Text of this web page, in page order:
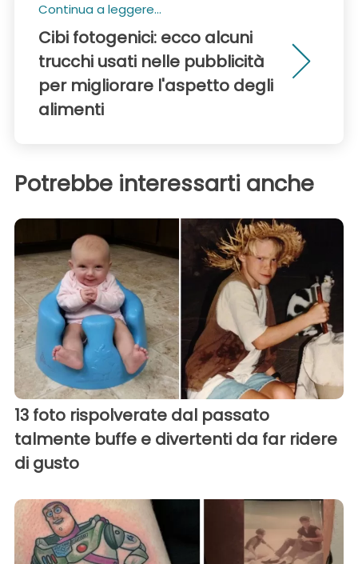
Continua a leggere...
Cibi fotogenici: ecco alcuni
trucchi usati nelle pubblicità
per migliorare l'aspetto degli
alimenti
Potrebbe interessarti anche
13 foto rispolverate dal passato
talmente buffe e divertenti da far ridere
di gusto